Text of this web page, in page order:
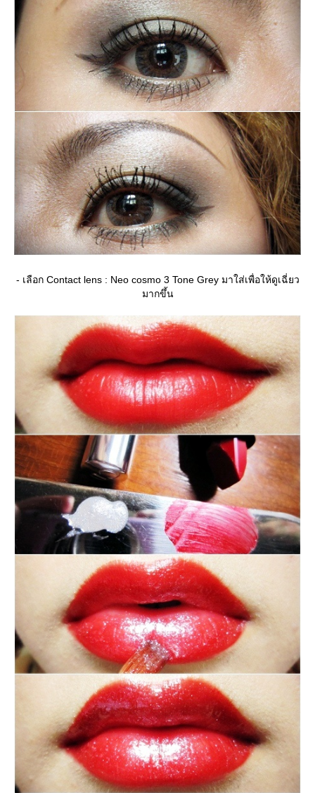
- เลือก Contact lens : Neo cosmo 3 Tone Grey มาใส่เพื่อให้ดูเฉี่ยว
มากขึ้น